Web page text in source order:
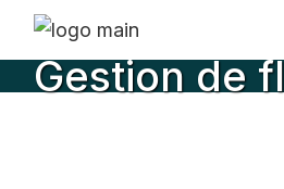
Gestion de